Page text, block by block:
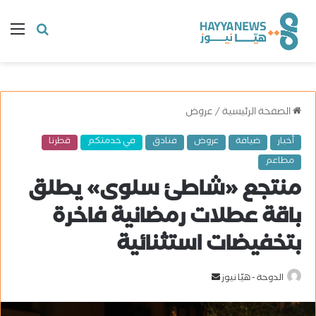
البحث
الصفحة الرئيسية/عروض
أخبار ضيافة عروض فنادق في خدمتكم
قطرنا
مطاعم
منتجع «شاطئ سلوى» يطلق
باقة عطلات رمضانية فاخرة
بتخفيضات استثنائية
الدوحة - هيّا نيوز